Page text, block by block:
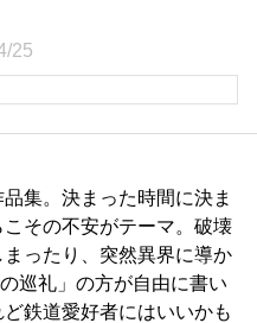
25
集。決まった時間に決ま
その不安がテーマ。破壊
ったり、突然異界に導か
巡礼」の方が自由に書い
鉄道愛好者にはいいかも